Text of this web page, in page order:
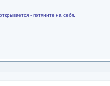
- потяните на себя.